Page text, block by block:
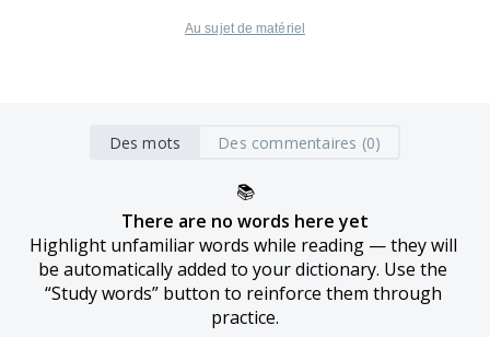
Au sujet de matériel
Des mots Des commentaires (0)
📚
There are no words here yet
Highlight unfamiliar words while reading — they will
be automatically added to your dictionary. Use the
“Study words” button to reinforce them through
practice.